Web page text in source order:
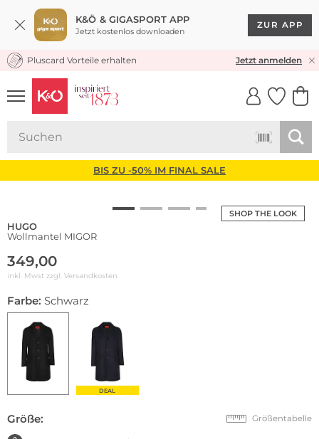
K&Ö & GIGASPORT APP
Jetzt kostenlos downloaden
ZUR APP
KOSTENLOSER VERSAND* & RÜCKVERSAND
Pluscard Vorteile erhalten Jetzt anmelden
UNSERE APP
CLICK &
BIS ZU -50% IM FINAL SALE
SHOP THE LOOK
HUGO
Wollmantel MIGOR
349,00
inkl. Mwst zzgl. Versandkosten
Farbe: Schwarz
DEAL
Größe: Größentabelle